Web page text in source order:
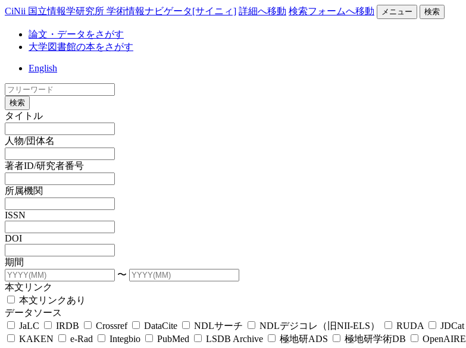
CiNii 国立情報学研究所 学術情報ナビゲータ[サイニィ] 詳細へ移動 検索フォームへ移動 メニュー 検索
論文・データをさがす
大学図書館の本をさがす
English
検索
タイトル
人物/団体名
著者ID/研究者番号
所属機関
ISSN
DOI
期間
〜
本文リンク
本文リンクあり
データソース
JaLC
IRDB Crossref DataCite NDLサーチ NDLデジコレ（旧NII-ELS） RUDA JDCat
KAKEN
e-Rad Integbio PubMed LSDB Archive 極地研ADS 極地研学術DB OpenAIRE